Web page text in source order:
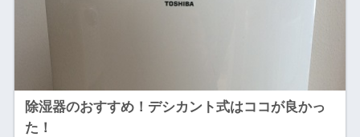
除湿器のおすすめ！デシカント式はココが良かっ
た！